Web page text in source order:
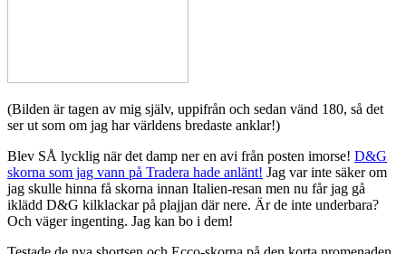
(Bilden är tagen av mig själv, uppifrån och sedan vänd 180, så det
ser ut som om jag har världens bredaste anklar!)
Blev SÅ lycklig när det damp ner en avi från posten imorse! D&G
skorna som jag vann på Tradera hade anlänt! Jag var inte säker om
jag skulle hinna få skorna innan Italien-resan men nu får jag gå
iklädd D&G kilklackar på plajjan där nere. Är de inte underbara?
Och väger ingenting. Jag kan bo i dem!